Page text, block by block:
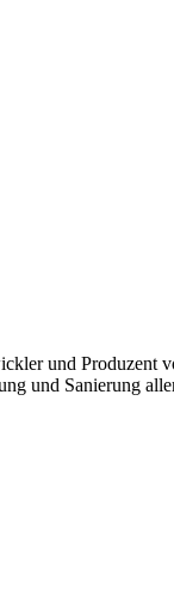
und Produzent
und Sanierung